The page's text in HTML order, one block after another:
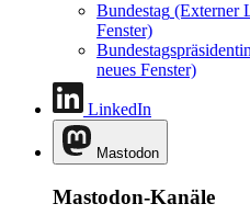
Bundestag (Externer
Fenster)
neues Fenster)
LinkedIn
Mastodon
Mastodon-Kanäle